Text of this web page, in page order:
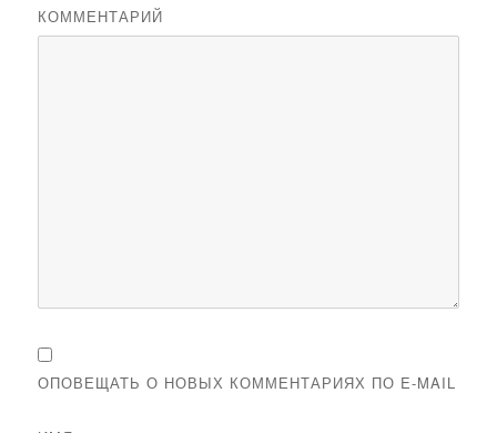
КОММЕНТАРИЙ
ОПОВЕЩАТЬ О НОВЫХ КОММЕНТАРИЯХ ПО E-MAIL